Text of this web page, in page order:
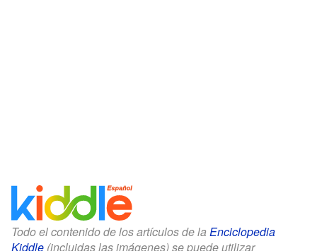
Todo el contenido de los artículos de la Enciclopedia
Kiddle (incluidas las imágenes) se puede utilizar